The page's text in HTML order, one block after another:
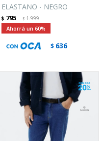
ELASTANO - NEGRO
$ 795 $1.999
60
$ 636